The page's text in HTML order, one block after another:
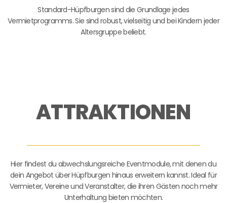
Standard-Hüpfburgen sind die Grundlage jedes
Vermietprogramms. Sie sind robust, vielseitig und bei Kindern jeder
Altersgruppe beliebt.
ATTRAKTIONEN
Hier findest du abwechslungsreiche Eventmodule, mit denen du
dein Angebot über Hüpfburgen hinaus erweitern kannst. Ideal für
Vermieter, Vereine und Veranstalter, die ihren Gästen noch mehr
Unterhaltung bieten möchten.